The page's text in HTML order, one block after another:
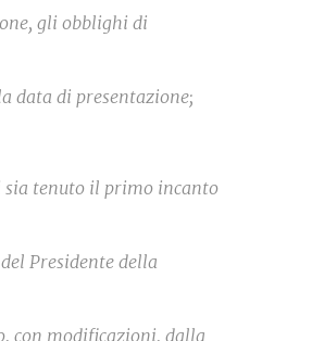
gli obblighi di
data di presentazione;
sia tenuto il primo incanto
Presidente della
con modificazioni, dalla